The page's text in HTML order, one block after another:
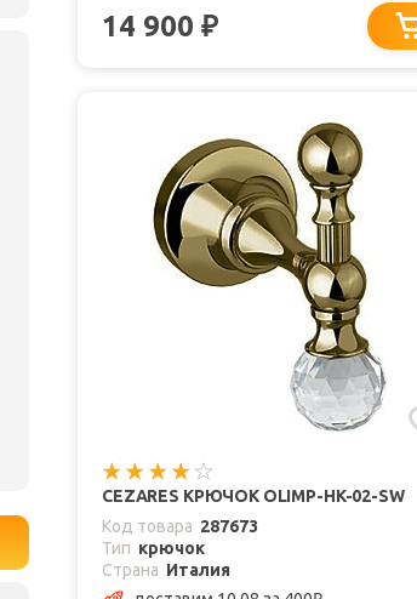
14 900 ₽
CEZARES КРЮЧОК OLIMP-HK-02-SW
Код товара 287673
Тип крючок
Страна Италия